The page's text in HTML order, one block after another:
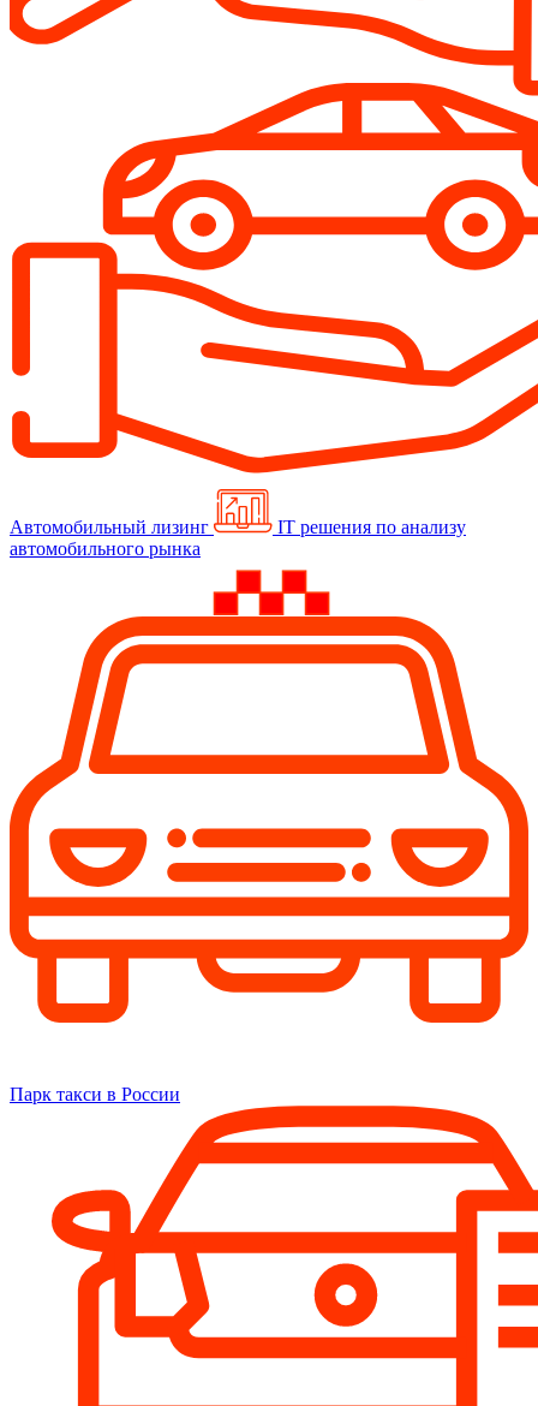
Автомобильный лизинг
IT решения по анализу
автомобильного рынка
Парк такси в России